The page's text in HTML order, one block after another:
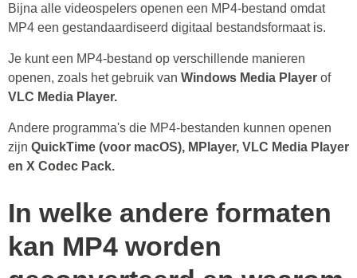
Bijna alle videospelers openen een MP4-bestand omdat
MP4 een gestandaardiseerd digitaal bestandsformaat is.
Je kunt een MP4-bestand op verschillende manieren
openen, zoals het gebruik van Windows Media Player of
VLC Media Player.
Andere programma's die MP4-bestanden kunnen openen
zijn QuickTime (voor macOS), MPlayer, VLC Media Player
en X Codec Pack.
In welke andere formaten
kan MP4 worden